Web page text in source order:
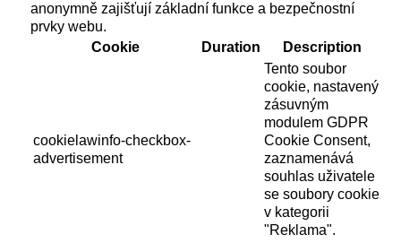
anonymně zajišťují základní funkce a bezpečnostní
prvky webu.
Cookie
Duration Description
cookielawinfo-checkbox-
advertisement
Tento soubor
cookie, nastavený
zásuvným
modulem GDPR
Cookie Consent,
zaznamenává
souhlas uživatele
se soubory cookie
v kategorii
"Reklama".